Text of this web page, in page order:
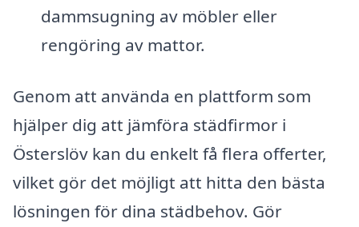
dammsugning av möbler eller
rengöring av mattor.
Genom att använda en plattform som
hjälper dig att jämföra städfirmor i
Österslöv kan du enkelt få flera offerter,
vilket gör det möjligt att hitta den bästa
lösningen för dina städbehov. Gör